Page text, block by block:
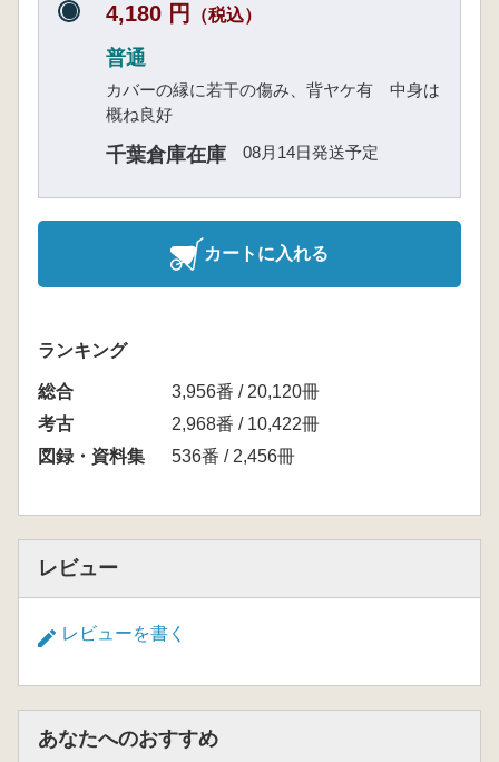
4,180 円 （税込）
普通
カバーの縁に若干の傷み、背ヤケ有 中身は
概ね良好
千葉倉庫在庫 08月14日発送予定
カートに入れる
ランキング
総合
3,956番 / 20,120冊
考古
2,968番 / 10,422冊
図録・資料集
536番 / 2,456冊
レビュー
レビューを書く
あなたへのおすすめ